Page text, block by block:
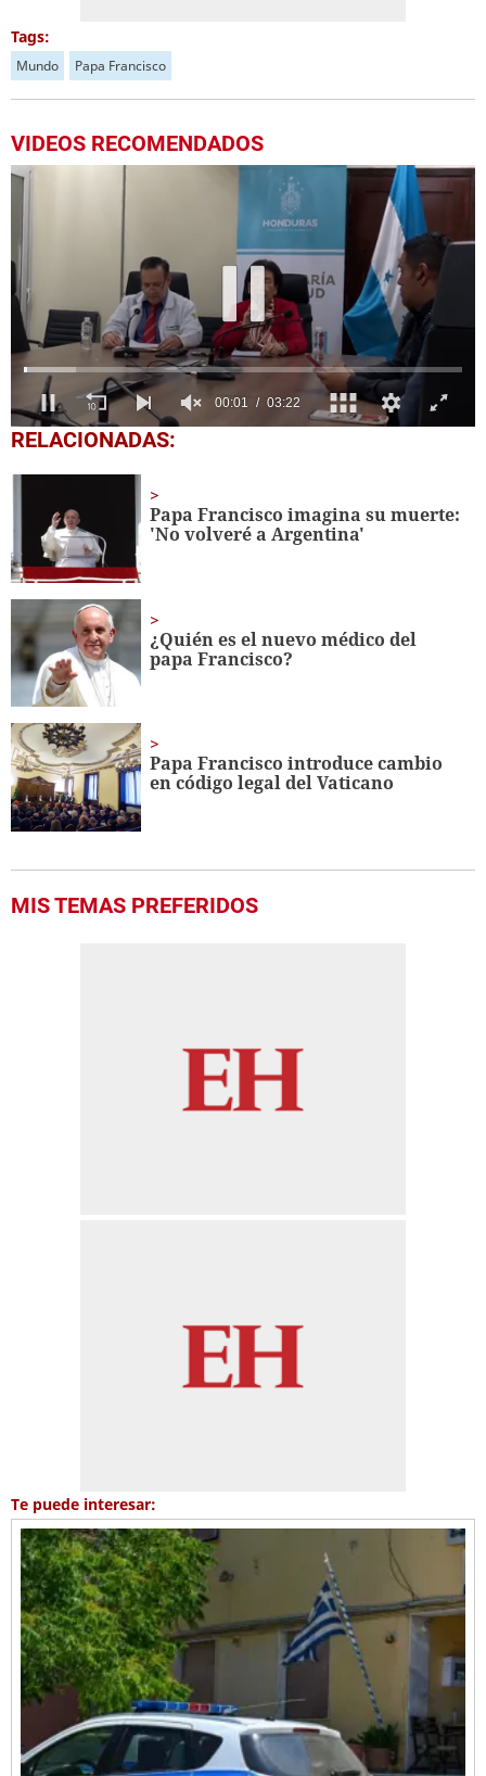
Tags:
Mundo Papa Francisco
VIDEOS RECOMENDADOS
0
seconds
seconds
RELACIONADAS:
Papa Francisco imagina su muerte:
'No volveré a Argentina'
¿Quién es el nuevo médico del
papa Francisco?
Papa Francisco introduce cambio
en código legal del Vaticano
MIS TEMAS PREFERIDOS
Te puede interesar: